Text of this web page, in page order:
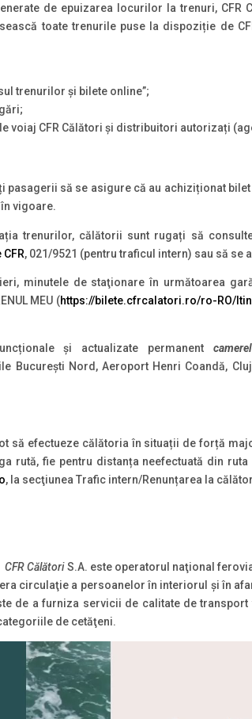
de epuizarea locurilor la trenuri,
toate trenurile puse la dispoziție de
trenurilor și bilete online”;
voiaj CFR Călători și distribuitori autorizați
pasagerii să se asigure că au achiziționat
vigoare.
trenurilor, călătorii sunt rugați să
, 021/9521 (pentru traficul intern) sau să
minutele de staţionare în următoarea
MEU (https://bilete.cfrcalatori.ro/ro-RO/
și actualizate permanent
București Nord, Aeroport Henri Coandă,
să efectueze călătoria în situații de forță
rută, fie pentru distanța neefectuată din
, la secţiunea Trafic intern/Renunțarea la
CFR CălătoriS.A. este operatorul naţional
circulaţie a persoanelor în interiorul şi în
de a furniza servicii de calitate de
de cetăţeni.